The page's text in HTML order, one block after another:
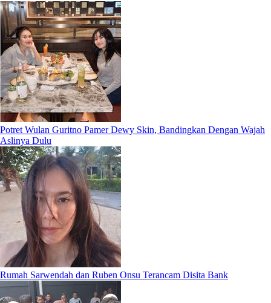
Potret Wulan Guritno Pamer Dewy Skin, Bandingkan Dengan Wajah
Aslinya Dulu
Rumah Sarwendah dan Ruben Onsu Terancam Disita Bank